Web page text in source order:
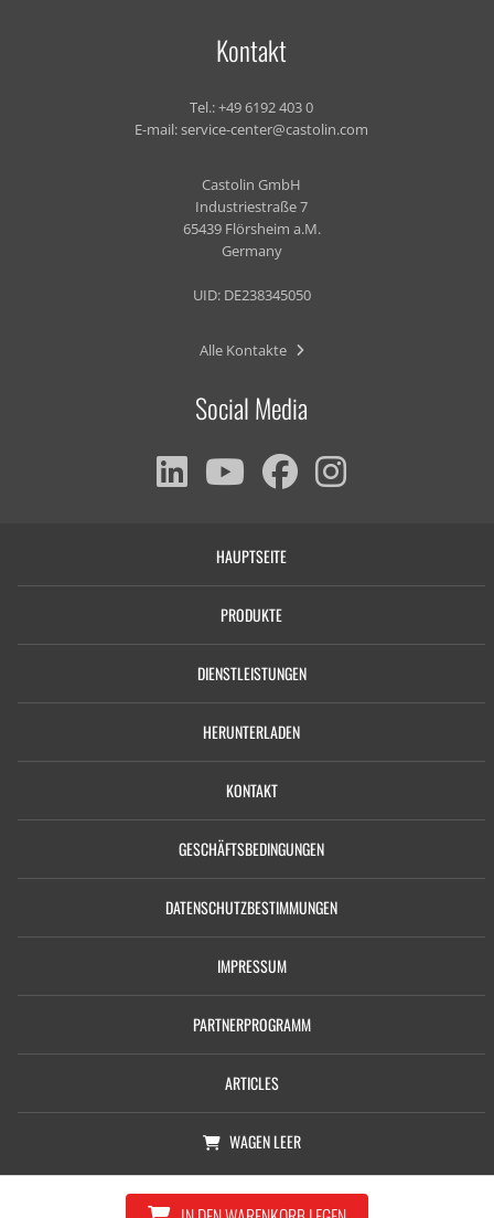
Kontakt
Tel.:+49 6192 403 0
E-mail:service-center@castolin.com
Castolin GmbH
Industriestraße 7
65439 Flörsheim a.M.
Germany
UID: DE238345050
Alle Kontakte
Social Media
HAUPTSEITE
PRODUKTE
DIENSTLEISTUNGEN
HERUNTERLADEN
KONTAKT
GESCHÄFTSBEDINGUNGEN
DATENSCHUTZBESTIMMUNGEN
IMPRESSUM
PARTNERPROGRAMM
ARTICLES
WAGENLEER
© Copyright 2026, Castolin GmbH